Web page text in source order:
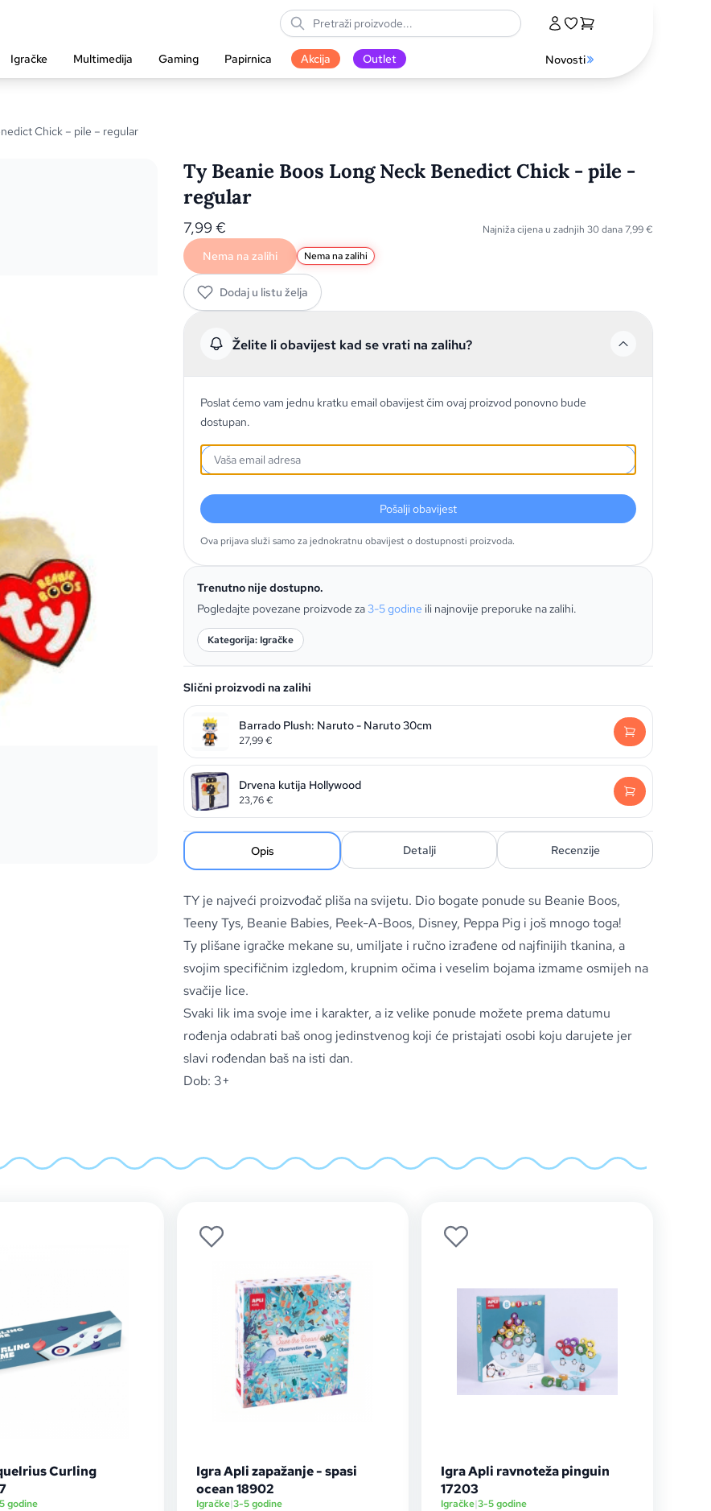
Igračke Multimedija Gaming Papirnica Akcija Outlet Novosti
Chick – pile – regular
Ty Beanie Boos Long Neck Benedict Chick - pile -
regular
7,99 € Najniža cijena u zadnjih 30 dana7,99€
Nema na zalihi Nema na zalihi
Dodaj u listu želja
Želite li obavijest kad se vrati na zalihu?
Poslat ćemo vam jednu kratku email obavijest čim ovaj proizvod ponovno bude
dostupan.
Pošalji obavijest
Ova prijava služi samo za jednokratnu obavijest o dostupnosti proizvoda.
Trenutno nije dostupno.
Pogledajte povezane proizvode za3-5 godine ili najnovije preporuke na zalihi.
Kategorija: Igračke
Slični proizvodi na zalihi
Barrado Plush: Naruto - Naruto 30cm
27,99€
Drvena kutija Hollywood
23,76€
Opis Detalji Recenzije
TY je najveći proizvođač pliša na svijetu. Dio bogate ponude su Beanie Boos,
Teeny Tys, Beanie Babies, Peek-A-Boos, Disney, Peppa Pig i još mnogo toga!
Ty plišane igračke mekane su, umiljate i ručno izrađene od najfinijih tkanina, a
svojim specifičnim izgledom, krupnim očima i veselim bojama izmame osmijeh na
svačije lice.
Svaki lik ima svoje ime i karakter, a iz velike ponude možete prema datumu
rođenja odabrati baš onog jedinstvenog koji će pristajati osobi koju darujete jer
slavi rođendan baš na isti dan.
Dob: 3+
Curling
godine
Igra Apli zapažanje - spasi
ocean 18902
Igračke|3-5 godine
Igra Apli ravnoteža pinguin
17203
Igračke|3-5 godine